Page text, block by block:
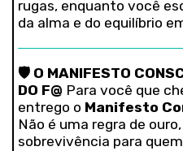
rugas, enquanto você
da alma e do equilíbrio
🛡️ O MANIFESTO
DO F@ Para você que
entrego o Manifesto
Não é uma regra de
sobrevivência para